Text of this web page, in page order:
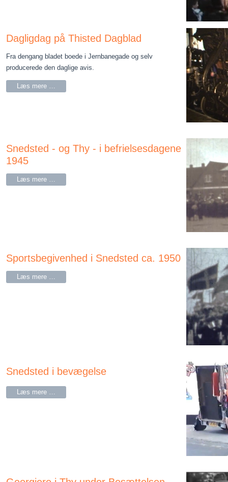
Dagligdag på Thisted Dagblad
Fra dengang bladet boede i Jernbanegade og selv
producerede den daglige avis.
Læs mere …
Snedsted - og Thy - i befrielsesdagene
1945
Læs mere …
Sportsbegivenhed i Snedsted ca. 1950
Læs mere …
Snedsted i bevægelse
Læs mere …